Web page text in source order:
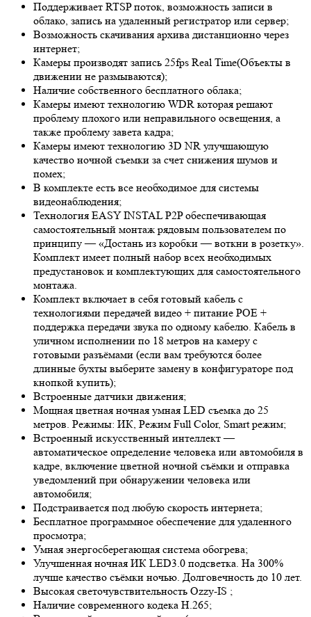
Поддерживает RTSP поток, возможность записи в
облако, запись на удаленный регистратор или сервер;
Возможность скачивания архива дистанционно через
интернет;
Камеры производят запись 25fps Real Time(Объекты в
движении не размываются);
Наличие собственного бесплатного облака;
Камеры имеют технологию WDR которая решают
проблему плохого или неправильного освещения, а
также проблему завета кадра;
Камеры имеют технологию 3D NR улучшающую
качество ночной съемки за счет снижения шумов и
помех;
В комплекте есть все необходимое для системы
видеонаблюдения;
Технология EASY INSTAL P2P обеспечивающая
самостоятельный монтаж рядовым пользователем по
принципу — «Достань из коробки — воткни в розетку».
Комплект имеет полный набор всех необходимых
предустановок и комплектующих для самостоятельного
монтажа.
Комплект включает в себя готовый кабель с
технологиями передачей видео + питание POE +
поддержка передачи звука по одному кабелю. Кабель в
уличном исполнении по 18 метров на камеру с
готовыми разъёмами (если вам требуются более
длинные бухты выберите замену в конфигураторе под
кнопкой купить);
Встроенные датчики движения;
Мощная цветная ночная умная LED съемка до 25
метров. Режимы: ИК, Режим Full Color, Smart режим;
Встроенный искусственный интеллект —
автоматическое определение человека или автомобиля в
кадре, включение цветной ночной съёмки и отправка
уведомлений при обнаружении человека или
автомобиля;
Подстраивается под любую скорость интернета;
Бесплатное программное обеспечение для удаленного
просмотра;
Умная энергосберегающая система обогрева;
Улучшенная ночная ИК LED3.0 подсветка. На 300%
лучше качество съёмки ночью. Долговечность до 10 лет.
Высокая светочувствительность Ozzy-IS ;
Наличие современного кодека H.265;